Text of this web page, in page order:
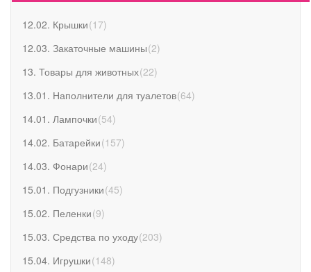
12.02. Крышки(17)
12.03. Закаточные машины(2)
13. Товары для животных(22)
13.01. Наполнители для туалетов(64)
14.01. Лампочки(54)
14.02. Батарейки(157)
14.03. Фонари(24)
15.01. Подгузники(45)
15.02. Пеленки(9)
15.03. Средства по уходу(203)
15.04. Игрушки(148)